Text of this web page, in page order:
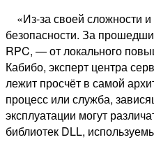
«Из-за своей сложности
безопасности. За
RPC, — от локального
Кабибо, эксперт центра
лежит просчёт в самой
процесс или служба,
эксплуатации могут
библиотек DLL,